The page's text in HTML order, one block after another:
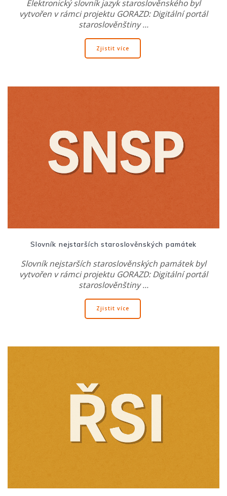
Elektronický slovník jazyk staroslověnského byl
vytvořen v rámci projektu GORAZD: Digitální portál
staroslověnštiny …
Zjistit více
Slovník nejstarších staroslověnských památek
Slovník nejstarších staroslověnských památek byl
vytvořen v rámci projektu GORAZD: Digitální portál
staroslověnštiny …
Zjistit více